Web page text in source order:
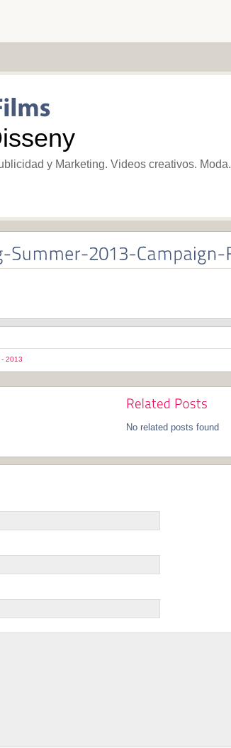
y Marketing. Videos creativos. Moda.
- 2013
No related posts found